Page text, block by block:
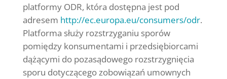
platformy ODR, która dostępna jest pod
adresem http://ec.europa.eu/consumers/odr.
Platforma służy rozstrzyganiu sporów
pomiędzy konsumentami i przedsiębiorcami
dążącymi do pozasądowego rozstrzygnięcia
sporu dotyczącego zobowiązań umownych